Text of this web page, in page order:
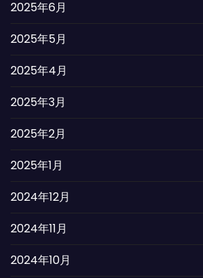
2025年6月
2025年5月
2025年4月
2025年3月
2025年2月
2025年1月
2024年12月
2024年11月
2024年10月